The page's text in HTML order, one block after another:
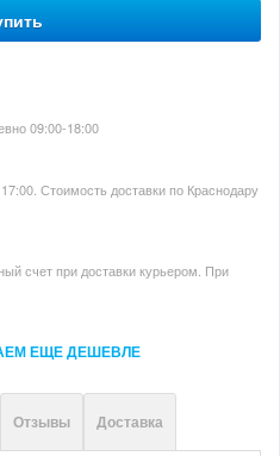
09:00-18:00
Стоимость доставки по Краснодару
счет при доставки курьером. При
ЕЩЕ ДЕШЕВЛЕ
Отзывы Доставка